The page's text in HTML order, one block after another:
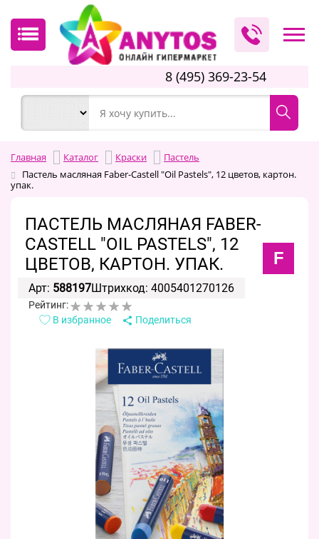
8 (495) 369-23-54
Главная Каталог Краски
Пастель
Пастель масляная Faber-Castell "Oil Pastels", 12 цветов, картон.
упак.
ПАСТЕЛЬ МАСЛЯНАЯ FABER-
CASTELL "OIL PASTELS", 12
ЦВЕТОВ, КАРТОН. УПАК.
F
Арт: 588197Штрихкод: 4005401270126
Рейтинг:
В избранное
Поделиться